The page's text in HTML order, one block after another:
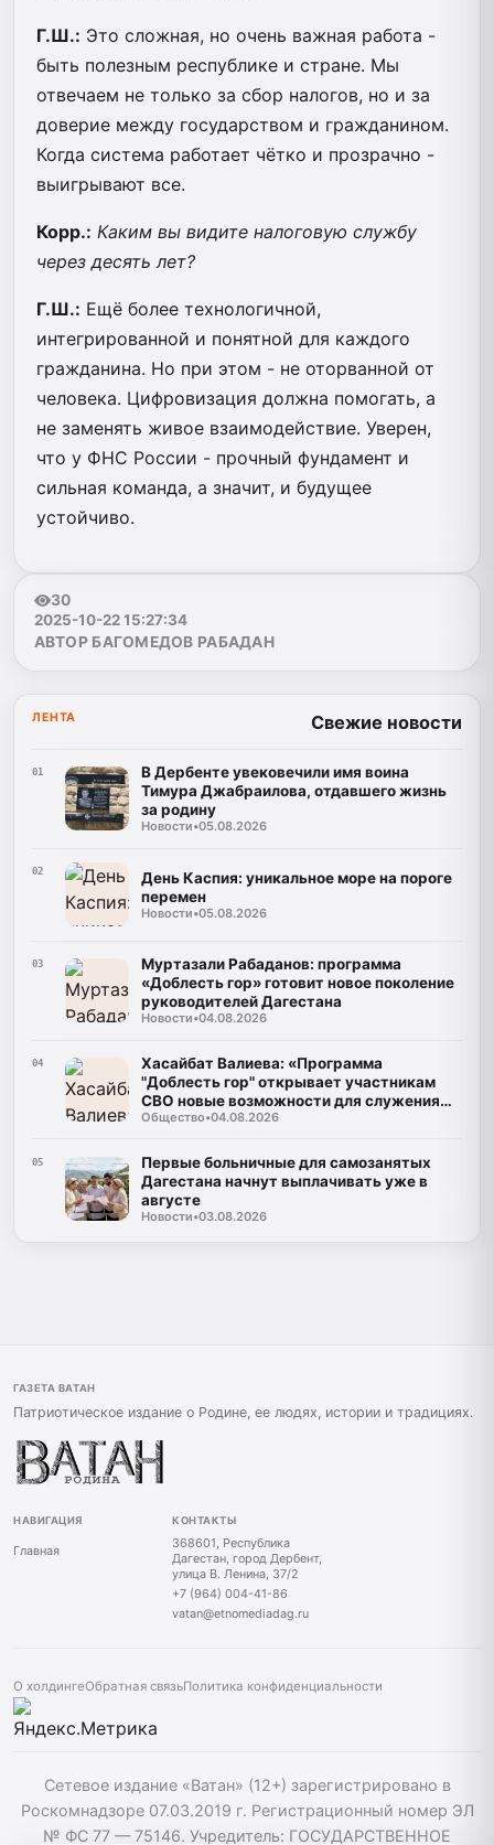
Г.Ш.: Это сложная, но очень важная работа -
быть полезным республике и стране. Мы
отвечаем не только за сбор налогов, но и за
доверие между государством и гражданином.
Когда система работает чётко и прозрачно -
выигрывают все.
Корр.: Каким вы видите налоговую службу
через десять лет?
Г.Ш.: Ещё более технологичной,
интегрированной и понятной для каждого
гражданина. Но при этом - не оторванной от
человека. Цифровизация должна помогать, а
не заменять живое взаимодействие. Уверен,
что у ФНС России - прочный фундамент и
сильная команда, а значит, и будущее
устойчиво.
30
2025-10-22 15:27:34
АВТОР БАГОМЕДОВ РАБАДАН
ЛЕНТА Свежие новости
01
В Дербенте увековечили имя воина
Тимура Джабраилова, отдавшего жизнь
за родину
Новости•05.08.2026
02
День Каспия: уникальное море на пороге
перемен
Новости•05.08.2026
03
Муртазали Рабаданов: программа
«Доблесть гор» готовит новое поколение
руководителей Дагестана
Новости•04.08.2026
04
Хасайбат Валиева: «Программа
"Доблесть гор" открывает участникам
СВО новые возможности для служения
Дагестану»
Общество•04.08.2026
05
Первые больничные для самозанятых
Дагестана начнут выплачивать уже в
августе
Новости•03.08.2026
ГАЗЕТА ВАТАН
Патриотическое издание о Родине, ее людях, истории и традициях.
НАВИГАЦИЯ
Главная
КОНТАКТЫ
368601, Республика
Дагестан, город Дербент,
улица В. Ленина, 37/2
+7 (964) 004-41-86
vatan@etnomediadag.ru
О холдингеОбратная связьПолитика конфиденциальности
Сетевое издание «Ватан» (12+) зарегистрировано в
Роскомнадзоре 07.03.2019 г. Регистрационный номер ЭЛ
№ ФС 77 — 75146. Учредитель: ГОСУДАРСТВЕННОЕ